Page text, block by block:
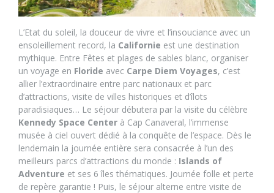
L’Etat du soleil, la douceur de vivre et l’insouciance avec un
ensoleillement record, la Californie est une destination
mythique. Entre Fêtes et plages de sables blanc, organiser
un voyage en Floride avec Carpe Diem Voyages, c’est
allier l’extraordinaire entre parc nationaux et parc
d’attractions, visite de villes historiques et d’îlots
paradisiaques… Le séjour débutera par la visite du célèbre
Kennedy Space Center à Cap Canaveral, l’immense
musée à ciel ouvert dédié à la conquête de l’espace. Dès le
lendemain la journée entière sera consacrée à l’un des
meilleurs parcs d’attractions du monde : Islands of
Adventure et ses 6 îles thématiques. Journée folle et perte
de repère garantie ! Puis, le séjour alterne entre visite de